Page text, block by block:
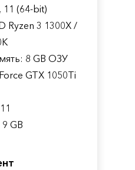
(64-bit)
Ryzen 3 1300X /
8 GB ОЗУ
GTX 1050Ti
GB